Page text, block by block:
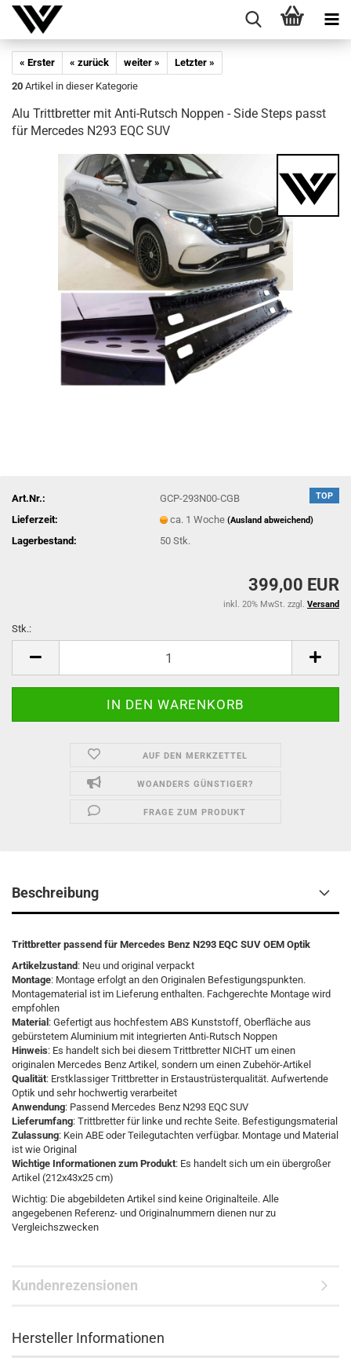
« Erster « zurück weiter »
Letzter »
20 Artikel in dieser Kategorie
Alu Tritt­bret­ter mit Anti-​Rutsch Nop­pen - Side Steps passt
für Mer­ce­des N293 EQC SUV
TOP
Art.Nr.:
GCP-293N00-CGB
Lieferzeit:
ca. 1 Woche(Ausland abweichend)
Lagerbestand: 50Stk.
399,00 EUR
inkl. 20% MwSt. zzgl. Versand
Stk.:
AUF DEN MERKZETTEL
WOANDERS GÜNSTIGER?
FRAGE ZUM PRODUKT
Beschreibung
Trittbretter passend für Mercedes Benz N293 EQC SUV OEM Optik
Artikelzustand : Neu und original verpackt
Montage: Montage erfolgt an den Originalen Befestigungspunkten.
Montagematerial ist im Lieferung enthalten. Fachgerechte Montage wird
empfohlen
Material : Gefertigt aus hochfestem ABS Kunststoff, Oberfläche aus
gebürstetem Aluminium mit integrierten Anti-Rutsch Noppen
Hinweis: Es handelt sich bei diesem Trittbretter NICHT um einen
originalen Mercedes Benz Artikel, sondern um einen Zubehör-Artikel
Qualität: Erstklassiger Trittbretter in Erstaustrüsterqualität. Aufwertende
Optik und sehr hochwertig verarbeitet
Anwendung: Passend Mercedes Benz N293 EQC SUV
Lieferumfang: Trittbretter für linke und rechte Seite. Befestigungsmaterial
Zulassung: Kein ABE oder Teilegutachten verfügbar. Montage und Material
ist wie Original
Wichtige Informationen zum Produkt: Es handelt sich um ein übergroßer
Artikel (212x43x25 cm)
Wichtig: Die abgebildeten Artikel sind keine Originalteile. Alle
angegebenen Referenz- und Originalnummern dienen nur zu
Vergleichszwecken
Kundenrezensionen
Hersteller Informationen